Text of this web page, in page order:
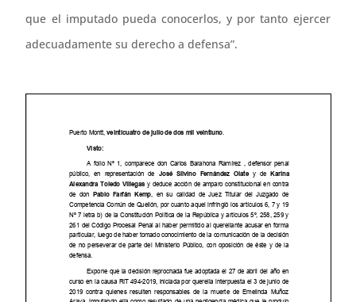
que el imputado pueda conocerlos, y por tanto ejercer
adecuadamente su derecho a defensa”.